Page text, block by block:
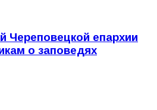
Череповецкой епархии
о заповедях